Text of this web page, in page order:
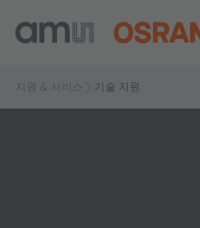
지원 & 서비스 기술 지원